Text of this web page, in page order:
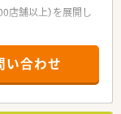
店舗以上）を展開し
ない方でも500万前
部組織と連携した研
い合わせ